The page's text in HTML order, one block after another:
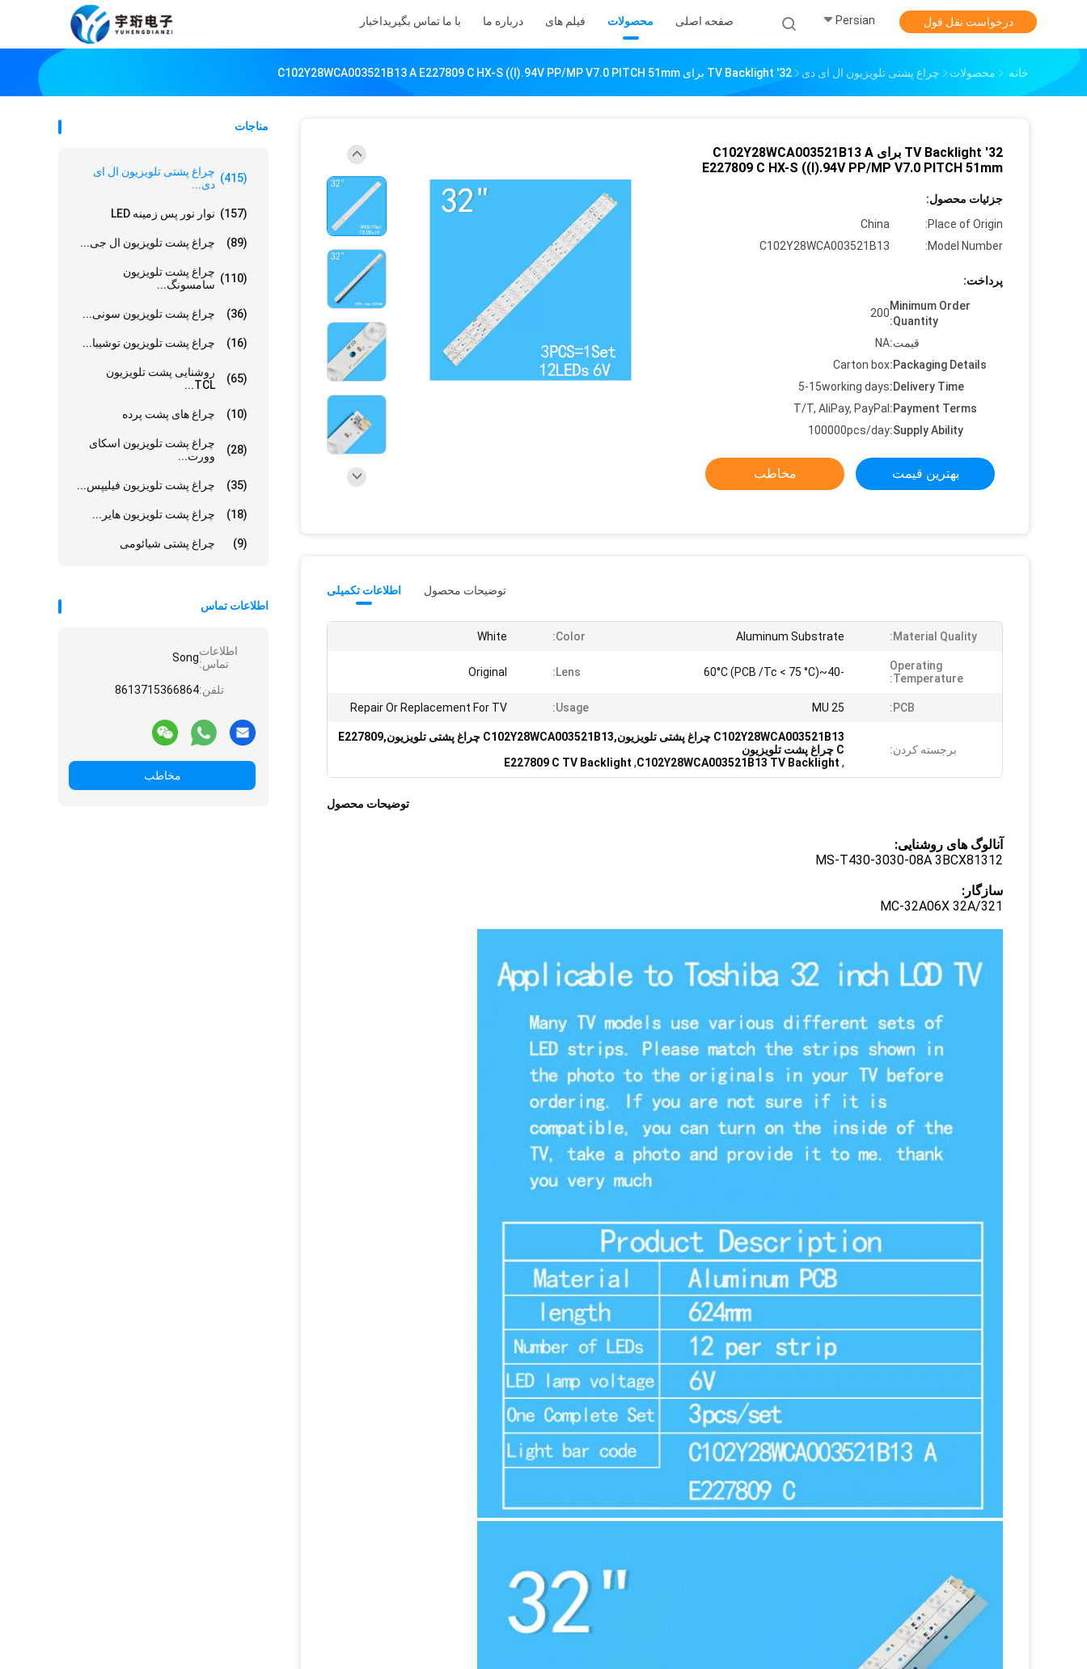
صفحه اصلی محصولات فیلم های درباره ما با ما تماس بگیریداخبار Persian درخواست نقل قول
خانه محصولات چراغ پشتی تلویزیون ال ای دی 32' TV Backlight برای C102Y28WCA003521B13 A E227809 C HX-S ((I).94V PP/MP V7.0 PITCH 51mm
مناجات
چراغ پشتی تلویزیون ال ای
دی...
(415)
نوار نور پس زمینه LED (157)
چراغ پشت تلویزیون ال جی... (89)
چراغ پشت تلویزیون
سامسونگ...
(110)
چراغ پشت تلویزیون سونی... (36)
چراغ پشت تلویزیون توشیبا... (16)
روشنایی پشت تلویزیون
TCL...
(65)
چراغ های پشت پرده (10)
چراغ پشت تلویزیون اسکای
وورت...
(28)
چراغ پشت تلویزیون فیلیپس... (35)
چراغ پشت تلویزیون هایر... (18)
چراغ پشتی شیائومی (9)
اطلاعات تماس
اطلاعات
تماس:Song
تلفن:8613715366864
مخاطب
32' TV Backlight برای C102Y28WCA003521B13 A
E227809 C HX-S ((I).94V PP/MP V7.0 PITCH 51mm
جزئیات محصول:
Place of Origin:
China
Model Number:
C102Y28WCA003521B13
پرداخت:
Minimum Order
Quantity:
200
قیمت:NA
Packaging Details:
Carton box
Delivery Time:
5-15working days
Payment Terms:
T/T, AliPay, PayPal
Supply Ability:
100000pcs/day
بهترین قیمت مخاطب
اطلاعات تکمیلی توضیحات محصول
Material Quality:
Aluminum Substrate
Color:
White
Operating
Temperature:
-40~60°C (PCB /Tc < 75 °C)
Lens:
Original
PCB:
25 MU
Usage:
Repair Or Replacement For TV
برجسته کردن:
C102Y28WCA003521B13 چراغ پشتی تلویزیون,C102Y28WCA003521B13 چراغ پشتی تلویزیون,E227809
C چراغ پشت تلویزیون
,
C102Y28WCA003521B13 TV Backlight
,
E227809 C TV Backlight
توضیحات محصول
آنالوگ های روشنایی:
MS-T430-3030-08A 3BCX81312
سازگار:
MC-32A06X 32A/321